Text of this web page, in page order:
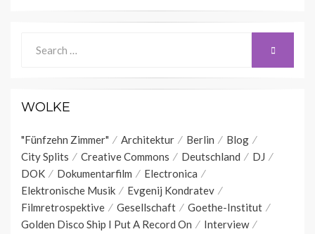
for:
SEARCH
WOLKE
"Fünfzehn Zimmer" Architektur Berlin
Blog
City Splits
Creative Commons Deutschland
DJ
DOK
Dokumentarfilm
Electronica
Elektronische Musik
Evgenij Kondratev
Filmretrospektive
Gesellschaft
Goethe-Institut
Golden Disco Ship I Put A Record On
Interview